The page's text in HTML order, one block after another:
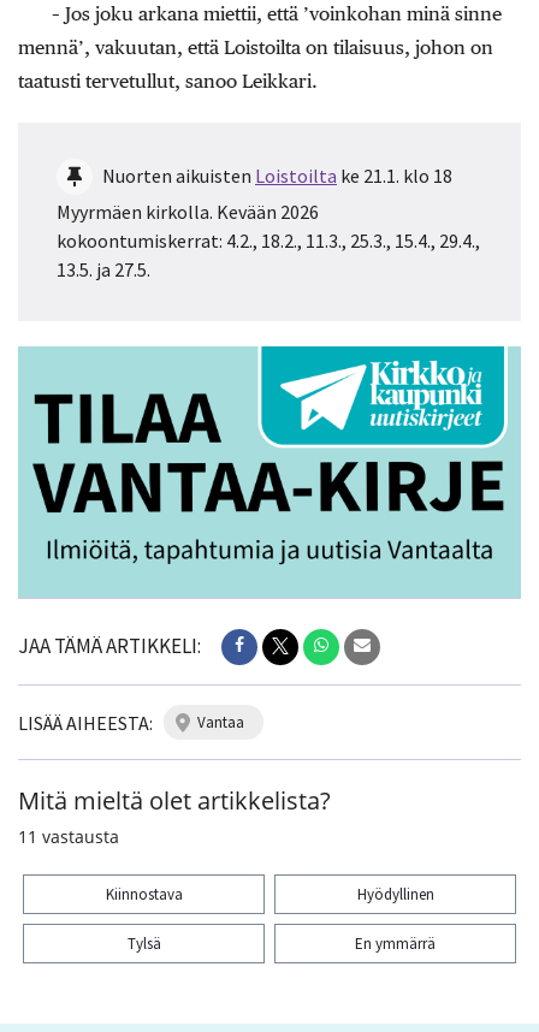
– Jos joku arkana miettii, että ’voinkohan minä sinne
mennä’, vakuutan, että Loistoilta on tilaisuus, johon on
taatusti tervetullut, sanoo Leikkari.
Nuorten aikuisten Loistoilta ke 21.1. klo 18
Myyrmäen kirkolla. Kevään 2026
kokoontumiskerrat: 4.2., 18.2., 11.3., 25.3., 15.4., 29.4.,
13.5. ja 27.5.
JAA TÄMÄ ARTIKKELI:
LISÄÄ AIHEESTA: vantaa
Mitä mieltä olet artikkelista?
11 vastausta
Kiinnostava Hyödyllinen
Tylsä En ymmärrä